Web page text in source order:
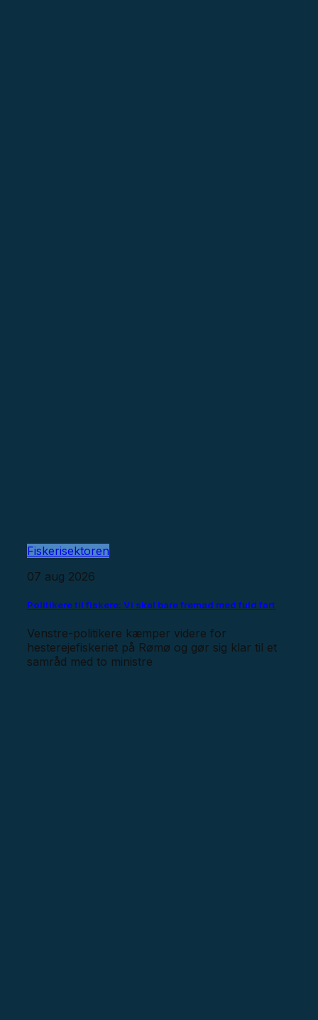
Fiskerisektoren
07 aug 2026
Politikere til fiskere: Vi skal bare fremad med fuld fart
Venstre-politikere kæmper videre for
hesterejefiskeriet på Rømø og gør sig klar til et
samråd med to ministre